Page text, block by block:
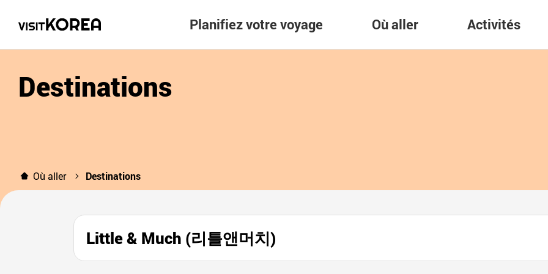
Planifiez votre voyage Où aller Activités
Destinations
Où aller Destinations
Little & Much (리틀앤머치)